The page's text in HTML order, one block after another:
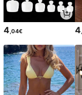
4,04€ 4